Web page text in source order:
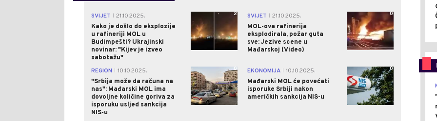
SVIJET
21.10.2025.
Kako je došlo do eksplozije
u rafineriji MOL u
Budimpešti? Ukrajinski
novinar: "Kijev je izveo
sabotažu"
2 SVIJET
21.10.2025.
MOL-ova rafinerija
eksplodirala, požar guta
sve: Jezive scene u
Mađarskoj (Video)
0
REGION
10.10.2025.
"Srbija može da računa na
nas": Mađarski MOL ima
dovoljne količine goriva za
isporuku usljed sankcija
NIS-u
0 EKONOMIJA
10.10.2025.
Mađarski MOL će povećati
isporuke Srbiji nakon
američkih sankcija NIS-u
0